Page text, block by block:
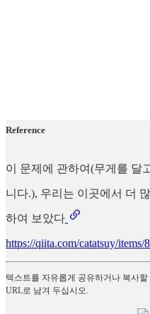
Reference
이 문제에 관하여(무게를 달
니다.), 우리는 이곳에서 더
하여 보았다
https://qiita.com/catatsuy/items/
텍스트를 자유롭게 공유하거나 복사
URL로 남겨 두십시오.